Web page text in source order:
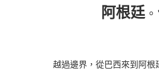
阿根廷
越過邊界，從巴西來到阿根